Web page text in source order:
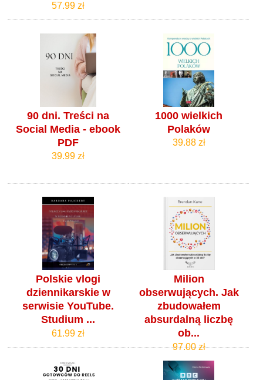
57.99 zł
90 dni. Treści na
Social Media - ebook
PDF
39.99 zł
1000 wielkich
Polaków
39.88 zł
Polskie vlogi
dziennikarskie w
serwisie YouTube.
Studium ...
61.99 zł
Milion
obserwujących. Jak
zbudowałem
absurdalną liczbę
ob...
97.00 zł